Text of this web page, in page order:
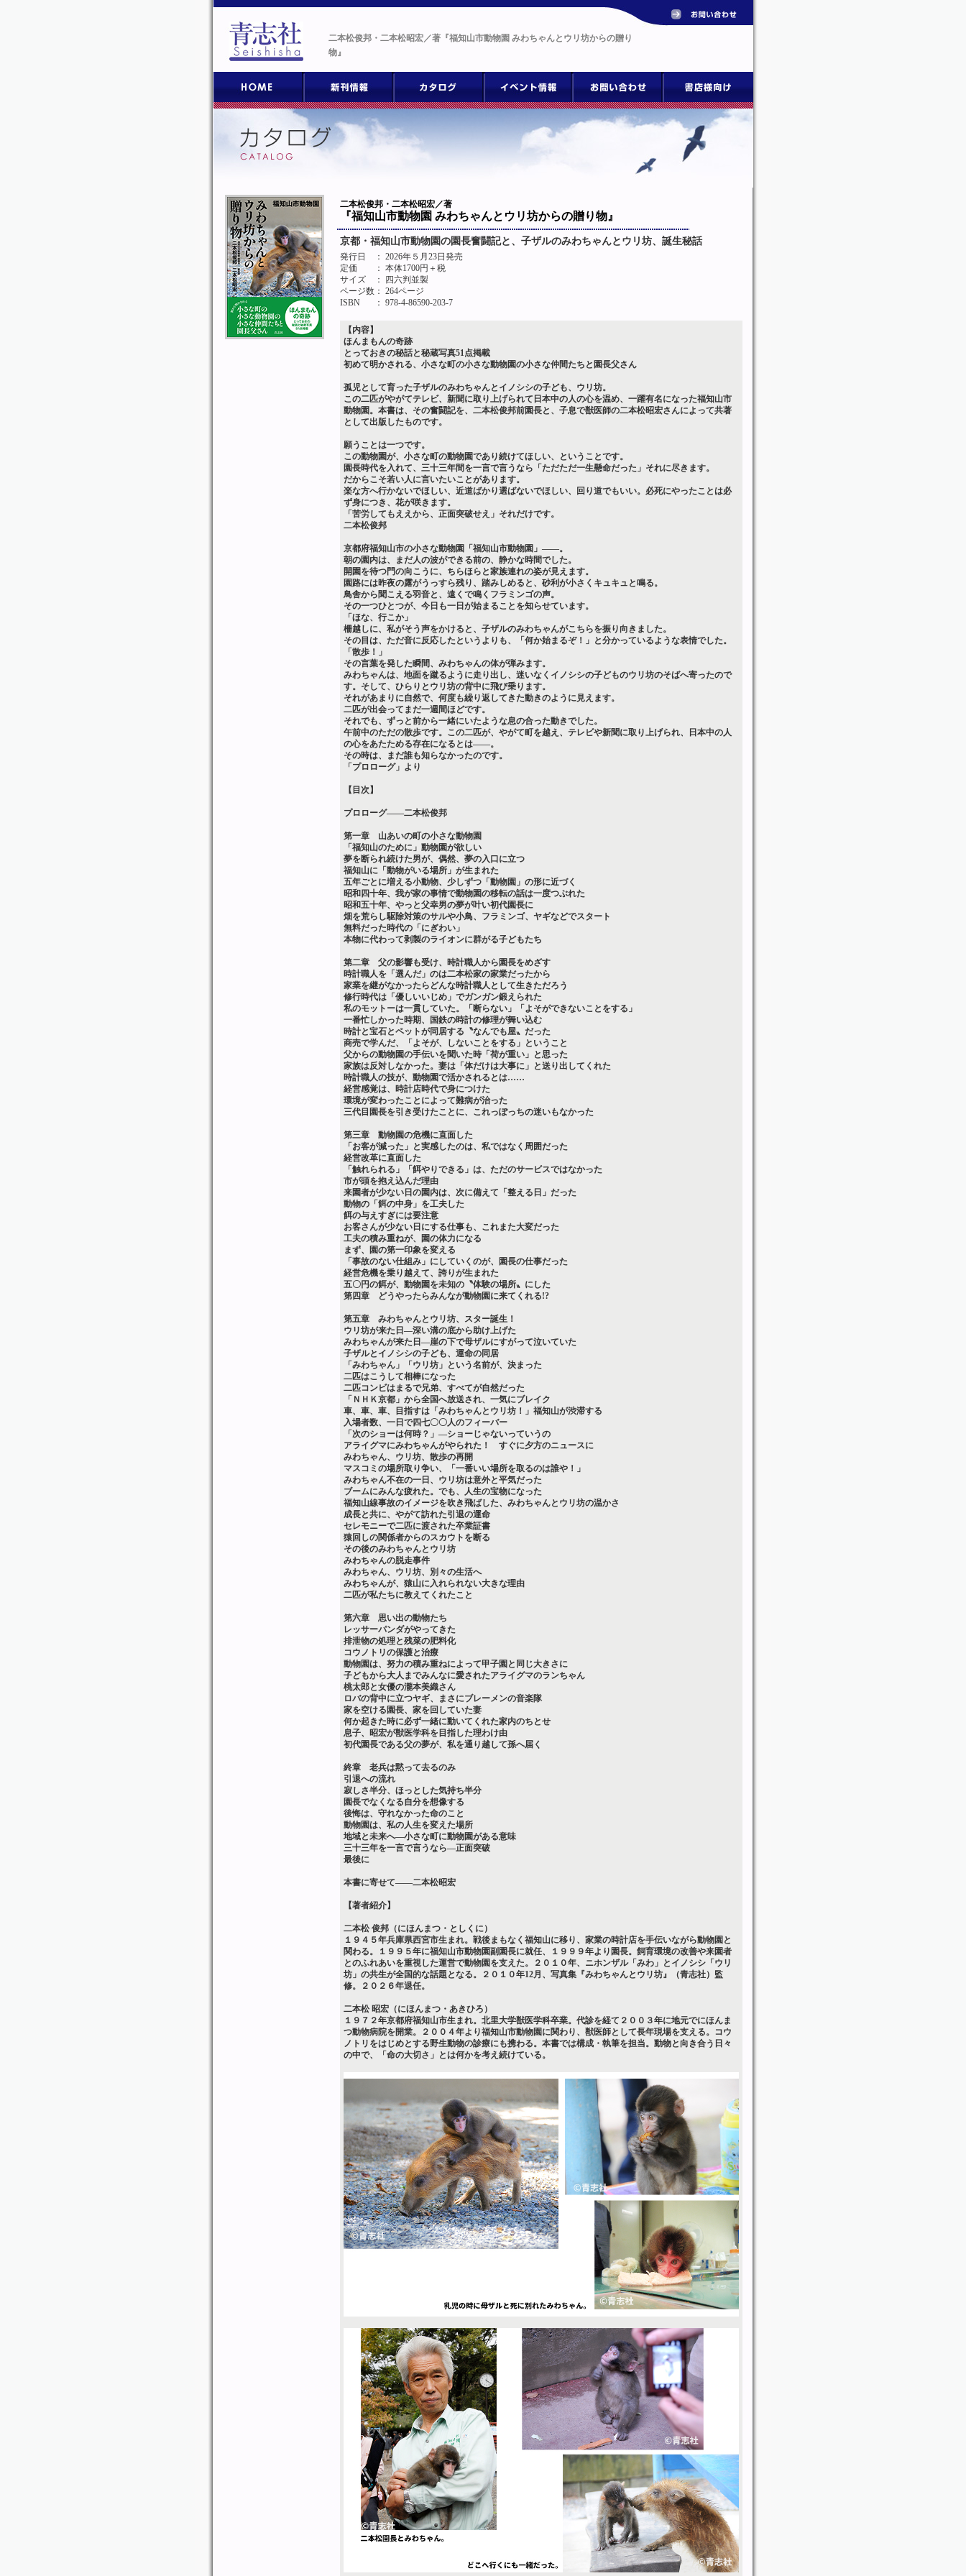
二本松俊邦・二本松昭宏／著『福知山市動物園 みわちゃんとウリ坊からの贈り
物』
二本松俊邦・二本松昭宏／著
『福知山市動物園 みわちゃんとウリ坊からの贈り物』
京都・福知山市動物園の園長奮闘記と、子ザルのみわちゃんとウリ坊、誕生秘話
発行日
： 2026年５月23日発売
定価
： 本体1700円＋税
サイズ
： 四六判並製
ページ数： 264ページ
ISBN
： 978-4-86590-203-7
【内容】
ほんまもんの奇跡
とっておきの秘話と秘蔵写真51点掲載
初めて明かされる、小さな町の小さな動物園の小さな仲間たちと園長父さん
孤児として育った子ザルのみわちゃんとイノシシの子ども、ウリ坊。
この二匹がやがてテレビ、新聞に取り上げられて日本中の人の心を温め、一躍有名になった福知山市
動物園。本書は、その奮闘記を、二本松俊邦前園長と、子息で獣医師の二本松昭宏さんによって共著
として出版したものです。
願うことは一つです。
この動物園が、小さな町の動物園であり続けてほしい、ということです。
園長時代を入れて、三十三年間を一言で言うなら「ただただ一生懸命だった」それに尽きます。
だからこそ若い人に言いたいことがあります。
楽な方へ行かないでほしい、近道ばかり選ばないでほしい、回り道でもいい。必死にやったことは必
ず身につき、花が咲きます。
「苦労してもええから、正面突破せえ」それだけです。
二本松俊邦
京都府福知山市の小さな動物園「福知山市動物園」――。
朝の園内は、まだ人の波ができる前の、静かな時間でした。
開園を待つ門の向こうに、ちらほらと家族連れの姿が見えます。
園路には昨夜の露がうっすら残り、踏みしめると、砂利が小さくキュキュと鳴る。
鳥舎から聞こえる羽音と、遠くで鳴くフラミンゴの声。
その一つひとつが、今日も一日が始まることを知らせています。
「ほな、行こか」
柵越しに、私がそう声をかけると、子ザルのみわちゃんがこちらを振り向きました。
その目は、ただ音に反応したというよりも、「何か始まるぞ！」と分かっているような表情でした。
「散歩！」
その言葉を発した瞬間、みわちゃんの体が弾みます。
みわちゃんは、地面を蹴るように走り出し、迷いなくイノシシの子どものウリ坊のそばへ寄ったので
す。そして、ひらりとウリ坊の背中に飛び乗ります。
それがあまりに自然で、何度も繰り返してきた動きのように見えます。
二匹が出会ってまだ一週間ほどです。
それでも、ずっと前から一緒にいたような息の合った動きでした。
午前中のただの散歩です。この二匹が、やがて町を越え、テレビや新聞に取り上げられ、日本中の人
の心をあたためる存在になるとは――。
その時は、まだ誰も知らなかったのです。
「プロローグ」より
【目次】
プロローグ――二本松俊邦
第一章 山あいの町の小さな動物園
「福知山のために」動物園が欲しい
夢を断られ続けた男が、偶然、夢の入口に立つ
福知山に「動物がいる場所」が生まれた
五年ごとに増える小動物、少しずつ「動物園」の形に近づく
昭和四十年、我が家の事情で動物園の移転の話は一度つぶれた
昭和五十年、やっと父幸男の夢が叶い初代園長に
畑を荒らし駆除対策のサルや小鳥、フラミンゴ、ヤギなどでスタート
無料だった時代の「にぎわい」
本物に代わって剥製のライオンに群がる子どもたち
第二章 父の影響も受け、時計職人から園長をめざす
時計職人を「選んだ」のは二本松家の家業だったから
家業を継がなかったらどんな時計職人として生きただろう
修行時代は「優しいいじめ」でガンガン鍛えられた
私のモットーは一貫していた。「断らない」「よそができないことをする」
一番忙しかった時期、国鉄の時計の修理が舞い込む
時計と宝石とペットが同居する〝なんでも屋〟だった
商売で学んだ、「よそが、しないことをする」ということ
父からの動物園の手伝いを聞いた時「荷が重い」と思った
家族は反対しなかった。妻は「体だけは大事に」と送り出してくれた
時計職人の技が、動物園で活かされるとは……
経営感覚は、時計店時代で身につけた
環境が変わったことによって難病が治った
三代目園長を引き受けたことに、これっぽっちの迷いもなかった
第三章 動物園の危機に直面した
「お客が減った」と実感したのは、私ではなく周囲だった
経営改革に直面した
「触れられる」「餌やりできる」は、ただのサービスではなかった
市が頭を抱え込んだ理由
来園者が少ない日の園内は、次に備えて「整える日」だった
動物の「餌の中身」を工夫した
餌の与えすぎには要注意
お客さんが少ない日にする仕事も、これまた大変だった
工夫の積み重ねが、園の体力になる
まず、園の第一印象を変える
「事故のない仕組み」にしていくのが、園長の仕事だった
経営危機を乗り越えて、誇りが生まれた
五〇円の餌が、動物園を未知の〝体験の場所〟にした
第四章 どうやったらみんなが動物園に来てくれる!?
第五章 みわちゃんとウリ坊、スター誕生！
ウリ坊が来た日―深い溝の底から助け上げた
みわちゃんが来た日―崖の下で母ザルにすがって泣いていた
子ザルとイノシシの子ども、運命の同居
「みわちゃん」「ウリ坊」という名前が、決まった
二匹はこうして相棒になった
二匹コンビはまるで兄弟、すべてが自然だった
「ＮＨＫ京都」から全国へ放送され、一気にブレイク
車、車、車、目指すは「みわちゃんとウリ坊！」福知山が渋滞する
入場者数、一日で四七〇〇人のフィーバー
「次のショーは何時？」―ショーじゃないっていうの
アライグマにみわちゃんがやられた！ すぐに夕方のニュースに
みわちゃん、ウリ坊、散歩の再開
マスコミの場所取り争い、「一番いい場所を取るのは誰や！」
みわちゃん不在の一日、ウリ坊は意外と平気だった
ブームにみんな疲れた。でも、人生の宝物になった
福知山線事故のイメージを吹き飛ばした、みわちゃんとウリ坊の温かさ
成長と共に、やがて訪れた引退の運命
セレモニーで二匹に渡された卒業証書
猿回しの関係者からのスカウトを断る
その後のみわちゃんとウリ坊
みわちゃんの脱走事件
みわちゃん、ウリ坊、別々の生活へ
みわちゃんが、猿山に入れられない大きな理由
二匹が私たちに教えてくれたこと
第六章 思い出の動物たち
レッサーパンダがやってきた
排泄物の処理と残菜の肥料化
コウノトリの保護と治療
動物園は、努力の積み重ねによって甲子園と同じ大きさに
子どもから大人までみんなに愛されたアライグマのランちゃん
桃太郎と女優の瀧本美織さん
ロバの背中に立つヤギ、まさにブレーメンの音楽隊
家を空ける園長、家を回していた妻
何か起きた時に必ず一緒に動いてくれた家内のちとせ
息子、昭宏が獣医学科を目指した理わけ由
初代園長である父の夢が、私を通り越して孫へ届く
終章 老兵は黙って去るのみ
引退への流れ
寂しさ半分、ほっとした気持ち半分
園長でなくなる自分を想像する
後悔は、守れなかった命のこと
動物園は、私の人生を変えた場所
地域と未来へ―小さな町に動物園がある意味
三十三年を一言で言うなら―正面突破
最後に
本書に寄せて――二本松昭宏
【著者紹介】
二本松 俊邦（にほんまつ・としくに）
１９４５年兵庫県西宮市生まれ。戦後まもなく福知山に移り、家業の時計店を手伝いながら動物園と
関わる。１９９５年に福知山市動物園副園長に就任、１９９９年より園長。飼育環境の改善や来園者
とのふれあいを重視した運営で動物園を支えた。２０１０年、ニホンザル「みわ」とイノシシ「ウリ
坊」の共生が全国的な話題となる。２０１０年12月、写真集『みわちゃんとウリ坊』（青志社）監
修。２０２６年退任。
二本松 昭宏（にほんまつ・あきひろ）
１９７２年京都府福知山市生まれ。北里大学獣医学科卒業。代診を経て２００３年に地元でにほんま
つ動物病院を開業。２００４年より福知山市動物園に関わり、獣医師として長年現場を支える。コウ
ノトリをはじめとする野生動物の診療にも携わる。本書では構成・執筆を担当。動物と向き合う日々
の中で、「命の大切さ」とは何かを考え続けている。